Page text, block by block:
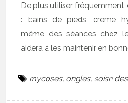
De plus utiliser fréquemment
: bains de pieds, crème
même des séances chez
aidera à les maintenir en
mycoses, ongles, soisn